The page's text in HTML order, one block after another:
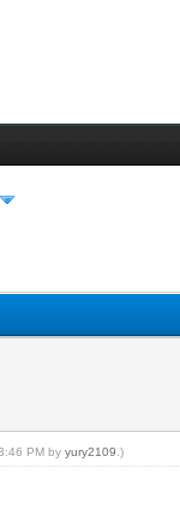
PM byyury2109 .)